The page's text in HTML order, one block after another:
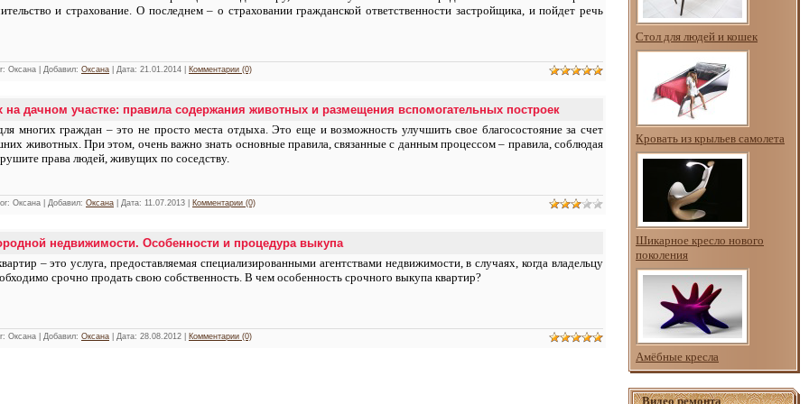
и страхование. О последнем – о страховании гражданской ответственности застройщика, и пойдет речь
Оксана | Добавил: Оксана | Дата: 21.01.2014 Комментарии (0)
дачном участке: правила содержания животных и размещения вспомогательных построек
многих граждан – это не просто места отдыха. Это еще и возможность улучшить свое благосостояние за счет
животных. При этом, очень важно знать основные правила, связанные с данным процессом – правила, соблюдая
права людей, живущих по соседству.
Оксана | Добавил: Оксана | Дата: 11.07.2013 Комментарии (0)
недвижимости. Особенности и процедура выкупа
– это услуга, предоставляемая специализированными агентствами недвижимости, в случаях, когда владельцу
срочно продать свою собственность. В чем особенность срочного выкупа квартир?
Оксана | Добавил: Оксана | Дата: 28.08.2012 Комментарии (0)
Стол для людей и кошек
Кровать из крыльев самолета
Шикарное кресло нового
поколения
Амёбные кресла
Видео ремонта